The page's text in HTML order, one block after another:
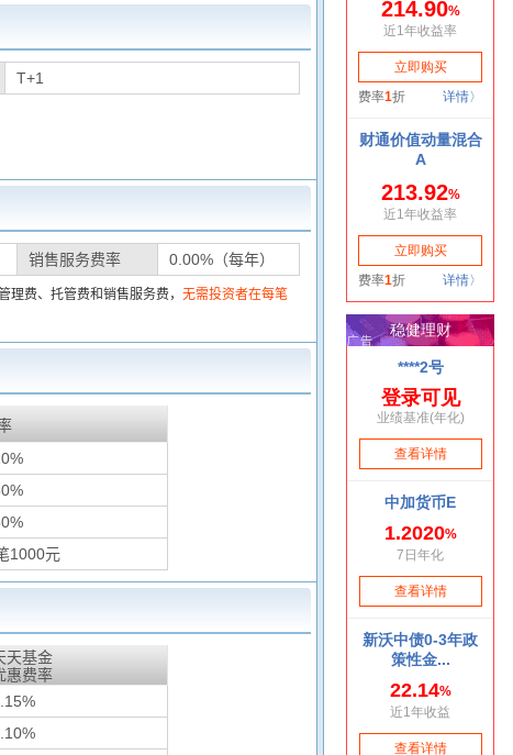
T+1
销售服务费率 0.00%（每年）
费、托管费和销售服务费， 无需投资者在每笔
1000元
天基金
惠费率